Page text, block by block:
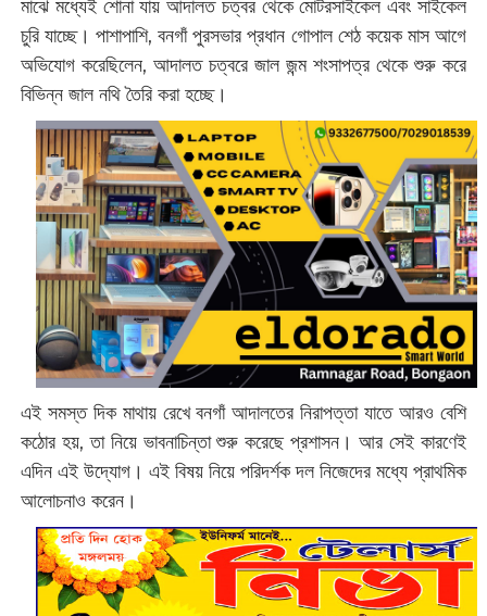
মাঝে মধ্যেই শোনা যায় আদালত চত্বর থেকে মোটরসাইকেল এবং সাইকেল
চুরি যাচ্ছে। পাশাপাশি, বনগাঁ পুরসভার প্রধান গোপাল শেঠ কয়েক মাস আগে
অভিযোগ করেছিলেন, আদালত চত্বরে জাল জন্ম শংসাপত্র থেকে শুরু করে
বিভিন্ন জাল নথি তৈরি করা হচ্ছে।
এই সমস্ত দিক মাথায় রেখে বনগাঁ আদালতের নিরাপত্তা যাতে আরও বেশি
কঠোর হয়, তা নিয়ে ভাবনাচিন্তা শুরু করেছে প্রশাসন। আর সেই কারণেই
এদিন এই উদ্যোগ। এই বিষয় নিয়ে পরিদর্শক দল নিজেদের মধ্যে প্রাথমিক
আলোচনাও করেন।